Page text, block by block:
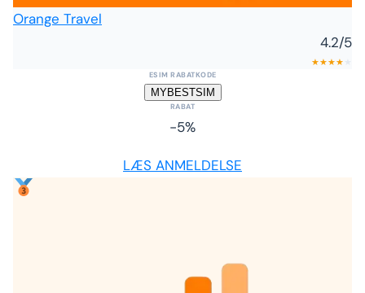
Orange Travel
4.2/5
★★★★
ESIM RABATKODE
MYBESTSIM
RABAT
-5%
LÆS ANMELDELSE